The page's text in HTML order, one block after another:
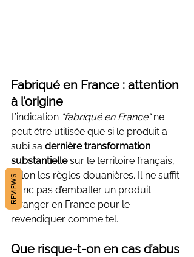
Fabriqué en France : attention
à l’origine
L’indication "fabriqué en France" ne
peut être utilisée que si le produit a
subi sa dernière transformation
substantielle sur le territoire français,
selon les règles douanières. Il ne suffit
donc pas d’emballer un produit
étranger en France pour le
revendiquer comme tel.
Que risque-t-on en cas d’abus
REVIEWS